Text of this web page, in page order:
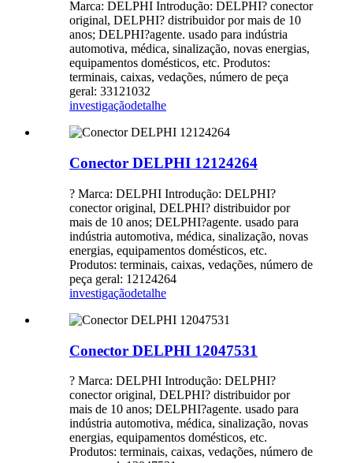
Marca: DELPHI Introdução: DELPHI? conector
original, DELPHI? distribuidor por mais de 10
anos; DELPHI?agente. usado para indústria
automotiva, médica, sinalização, novas energias,
equipamentos domésticos, etc. Produtos:
terminais, caixas, vedações, número de peça
geral: 33121032
investigaçãodetalhe
Conector DELPHI 12124264
? Marca: DELPHI Introdução: DELPHI?
conector original, DELPHI? distribuidor por
mais de 10 anos; DELPHI?agente. usado para
indústria automotiva, médica, sinalização, novas
energias, equipamentos domésticos, etc.
Produtos: terminais, caixas, vedações, número de
peça geral: 12124264
investigaçãodetalhe
Conector DELPHI 12047531
? Marca: DELPHI Introdução: DELPHI?
conector original, DELPHI? distribuidor por
mais de 10 anos; DELPHI?agente. usado para
indústria automotiva, médica, sinalização, novas
energias, equipamentos domésticos, etc.
Produtos: terminais, caixas, vedações, número de